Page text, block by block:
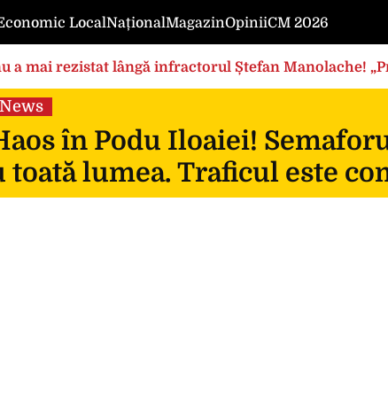
LocalNaționalMagazinOpiniiCM 2026
a mai rezistat lângă infractorul Ștefan Manolache!
în Podu Iloaiei!
toată lumea. Traficul este